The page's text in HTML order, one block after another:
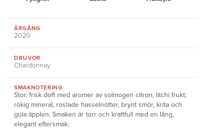
ÅRGÅNG
2020
DRUVOR
Chardonnay
SMAKNOTERING
Stor, frisk doft med aromer av solmogen citron, litchi frukt,
rökig mineral, rostade hasselnötter, brynt smör, krita och
gula äpplen. Smaken är torr och kraftfull med en lång,
elegant eftersmak.